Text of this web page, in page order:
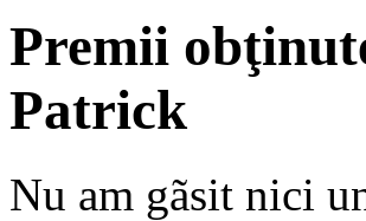
Premii
Patrick
Nu am gãsit nici